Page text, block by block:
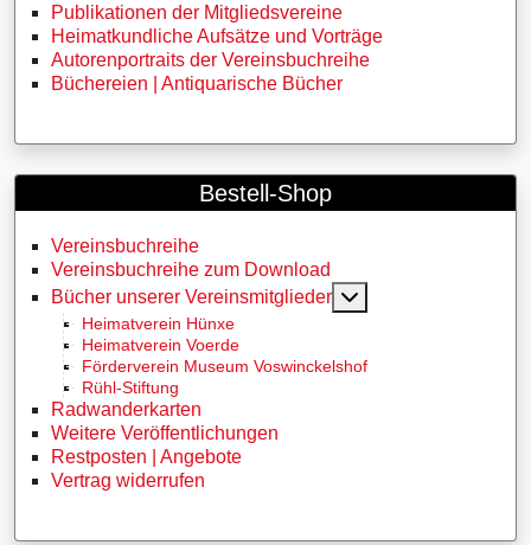
Publikationen der Mitgliedsvereine
Heimatkundliche Aufsätze und Vorträge
Autorenportraits der Vereinsbuchreihe
Büchereien | Antiquarische Bücher
Bestell-Shop
Vereinsbuchreihe
Vereinsbuchreihe zum Download
Bücher unserer Vereinsmitglieder
Heimatverein Hünxe
Heimatverein Voerde
Förderverein Museum Voswinckelshof
Rühl-Stiftung
Radwanderkarten
Weitere Veröffentlichungen
Restposten | Angebote
Vertrag widerrufen